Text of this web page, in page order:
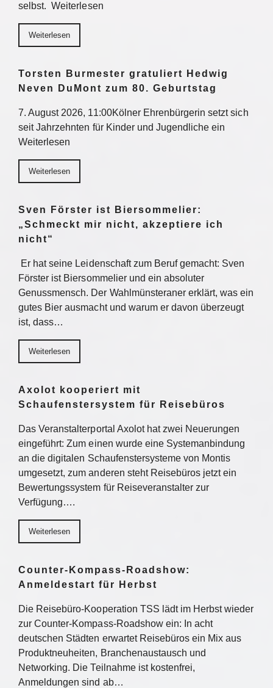
selbst. Weiterlesen
Weiterlesen
Torsten Burmester gratuliert Hedwig
Neven DuMont zum 80. Geburtstag
7. August 2026, 11:00Kölner Ehrenbürgerin setzt sich
seit Jahrzehnten für Kinder und Jugendliche ein
Weiterlesen
Weiterlesen
Sven Förster ist Biersommelier:
„Schmeckt mir nicht, akzeptiere ich
nicht“
Er hat seine Leidenschaft zum Beruf gemacht: Sven
Förster ist Biersommelier und ein absoluter
Genussmensch. Der Wahlmünsteraner erklärt, was ein
gutes Bier ausmacht und warum er davon überzeugt
ist, dass…
Weiterlesen
Axolot kooperiert mit
Schaufenstersystem für Reisebüros
Das Veranstalterportal Axolot hat zwei Neuerungen
eingeführt: Zum einen wurde eine Systemanbindung
an die digitalen Schaufenstersysteme von Montis
umgesetzt, zum anderen steht Reisebüros jetzt ein
Bewertungssystem für Reiseveranstalter zur
Verfügung….
Weiterlesen
Counter-Kompass-Roadshow:
Anmeldestart für Herbst
Die Reisebüro-Kooperation TSS lädt im Herbst wieder
zur Counter-Kompass-Roadshow ein: In acht
deutschen Städten erwartet Reisebüros ein Mix aus
Produktneuheiten, Branchenaustausch und
Networking. Die Teilnahme ist kostenfrei,
Anmeldungen sind ab…